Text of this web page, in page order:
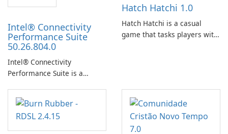
Intel® Connectivity
Performance Suite
50.26.804.0
Intel® Connectivity
Performance Suite is a
designed to identify factors
that affect connectivity and
apply adaptive adjustments.
Hatch Hatchi 1.0
Hatch Hatchi is a casual
game that tasks players with
incubating eggs and
expanding gameplay through
continued hatching.